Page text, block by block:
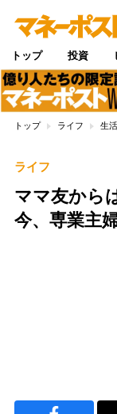
トップ 投資
トップ ライフ 生活
ライフ
ママ友から
今、専業主